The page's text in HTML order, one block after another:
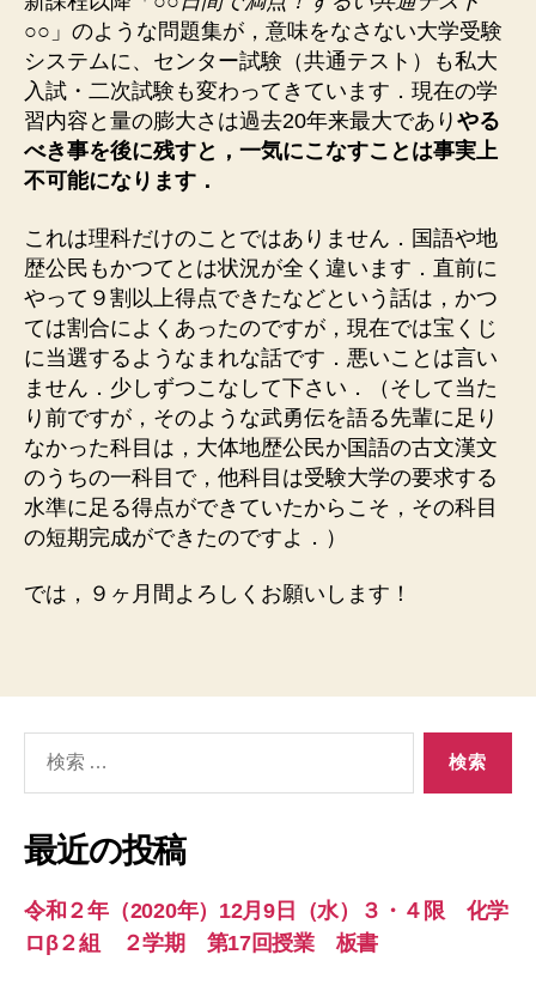
○○ 」のような問題集が，意味をなさない大学受験
システムに、センター試験（共通テスト）も私大
入試・二次試験も変わってきています．現在の学
習内容と量の膨大さは過去20年来最大であり やる
べき事を後に残すと，一気にこなすことは事実上
不可能になります．
これは理科だけのことではありません．国語や地
歴公民もかつてとは状況が全く違います．直前に
やって９割以上得点できたなどという話は，かつ
ては割合によくあったのですが，現在では宝くじ
に当選するようなまれな話です．悪いことは言い
ません．少しずつこなして下さい．（そして当た
り前ですが，そのような武勇伝を語る先輩に足り
なかった科目は，大体地歴公民か国語の古文漢文
のうちの一科目で，他科目は受験大学の要求する
水準に足る得点ができていたからこそ，その科目
の短期完成ができたのですよ．）
では，９ヶ月間よろしくお願いします！
象:
最近の投稿
令和２年（2020年）12月9日（水）３・４限 化学
ロβ２組 ２学期 第17回授業 板書